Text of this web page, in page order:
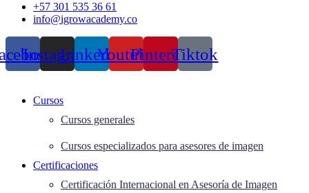
+57 301 535 36 61
info@igrowacademy.co
InstagramLinkedinYoutubePinterestTiktok
Cursos
Cursos generales
Cursos especializados para asesores de imagen
Certificaciones
Certificación Internacional en Asesoría de Imagen